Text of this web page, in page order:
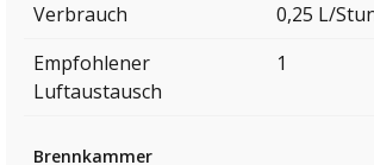
Verbrauch
0,25 L/
Empfohlener
Luftaustausch
1
Brennkammer